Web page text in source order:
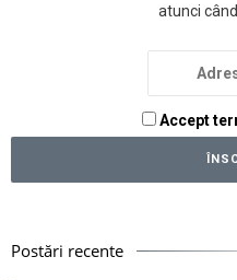
atunci
Accept
Postări recente